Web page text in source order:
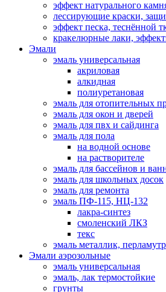
эффект натурального
лессирующие краски,
эффект песка, теснённой
кракелюрные лаки,
Эмали
эмаль универсальная
акриловая
алкидная
полиуретановая
эмаль для отопительных
эмаль для окон и дверей
эмаль для пвх и сайдинга
эмаль для пола
на водной основе
на растворителе
эмаль для бассейнов и
эмаль для школьных досок
эмаль для ремонта
эмаль ПФ-115, НЦ-132
лакра-синтез
смоленский ЛКЗ
текс
эмаль металлик, перламутр
Эмали аэрозольные
эмаль универсальная
эмаль, лак термостойкие
грунты